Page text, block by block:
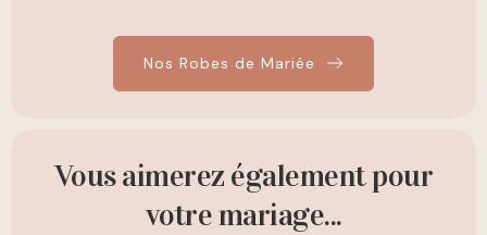
Nos Robes de Mariée
Vous aimerez également pour
votre mariage...